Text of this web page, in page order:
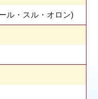
ル・スル・オロン)